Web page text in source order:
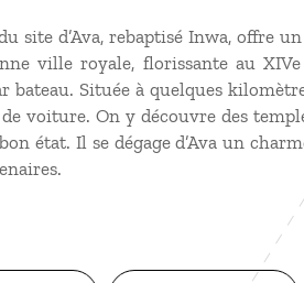
site d’Ava, rebaptisé Inwa, offre
ville royale, florissante au
bateau. Située à quelques
de voiture. On y découvre des
état. Il se dégage d’Ava un